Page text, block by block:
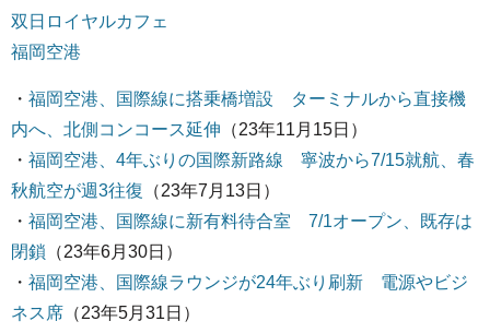
双日ロイヤルカフェ
福岡空港
・ 福岡空港、国際線に搭乗橋増設 ターミナルから直接機
内へ、北側コンコース延伸 （23年11月15日）
・ 福岡空港、4年ぶりの国際新路線 寧波から7/15就航、春
秋航空が週3往復 （23年7月13日）
・ 福岡空港、国際線に新有料待合室 7/1オープン、既存は
閉鎖 （23年6月30日）
・ 福岡空港、国際線ラウンジが24年ぶり刷新 電源やビジ
ネス席 （23年5月31日）